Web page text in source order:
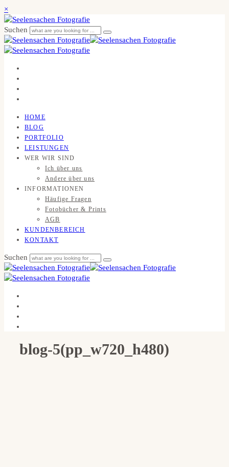
×
Suchen
HOME
BLOG
PORTFOLIO
LEISTUNGEN
WER WIR SIND
Ich über uns
Andere über uns
INFORMATIONEN
Häufige Fragen
Fotobücher & Prints
AGB
KUNDENBEREICH
KONTAKT
Suchen
blog-5(pp_w720_h480)